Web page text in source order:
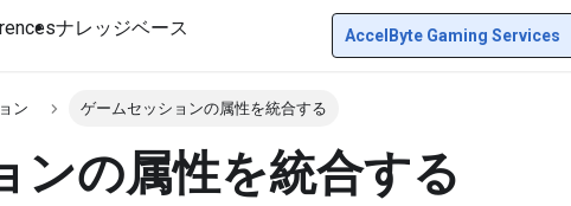
ナレッジベース AccelByte Gaming Services
ン ゲームセッションの属性を統合する
ンの属性を統合する